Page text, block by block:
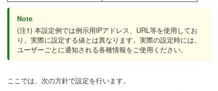
Note
(注1) 本設定例では例示用IPアドレス、URL等を使用してお
り、実際に設定する値とは異なります。実際の設定時には、
ユーザーごとに通知される各種情報をご使用ください。
ここでは、次の方針で設定を行います。